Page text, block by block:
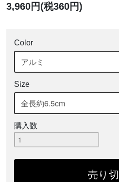
3,960円(税360円)
Color
Size
購入数